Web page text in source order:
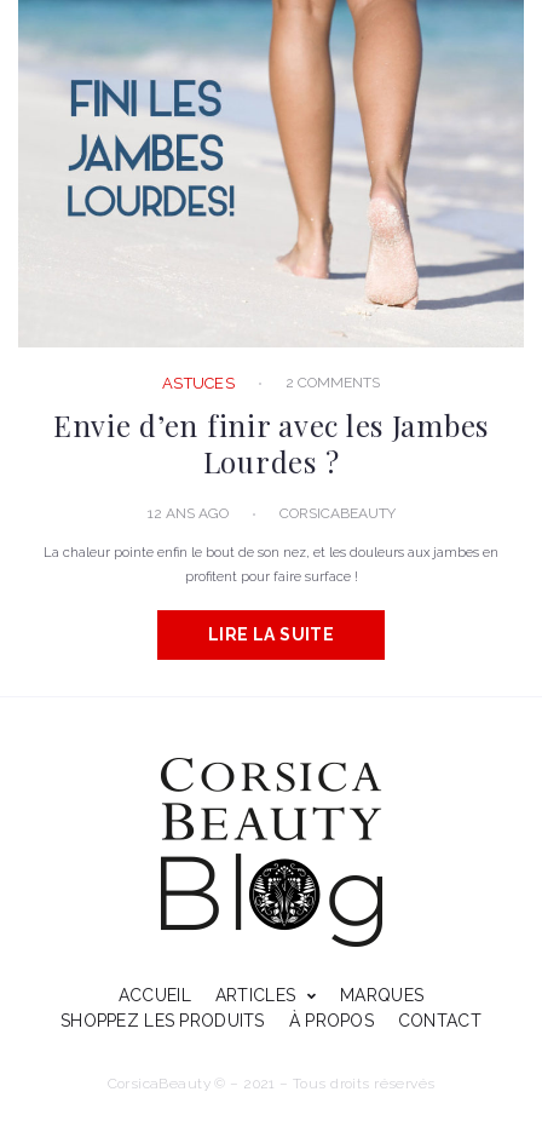
ASTUCES 2 COMMENTS
Envie d’en finir avec les Jambes
Lourdes ?
12 ANS AGO CORSICABEAUTY
La chaleur pointe enfin le bout de son nez, et les douleurs aux jambes en
profitent pour faire surface !
LIRE LA SUITE
ACCUEIL ARTICLES
MARQUES
SHOPPEZ LES PRODUITS
À PROPOS CONTACT
CorsicaBeauty © – 2021 – Tous droits réservés